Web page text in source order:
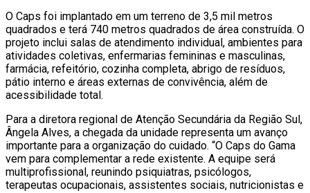
O Caps foi implantado em um terreno de 3,5 mil metros
quadrados e terá 740 metros quadrados de área construída. O
projeto inclui salas de atendimento individual, ambientes para
atividades coletivas, enfermarias femininas e masculinas,
farmácia, refeitório, cozinha completa, abrigo de resíduos,
pátio interno e áreas externas de convivência, além de
acessibilidade total.
Para a diretora regional de Atenção Secundária da Região Sul,
Ângela Alves, a chegada da unidade representa um avanço
importante para a organização do cuidado. “O Caps do Gama
vem para complementar a rede existente. A equipe será
multiprofissional, reunindo psiquiatras, psicólogos,
terapeutas ocupacionais, assistentes sociais, nutricionistas e